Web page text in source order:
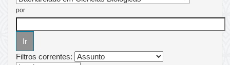
por
Filtros correntes: